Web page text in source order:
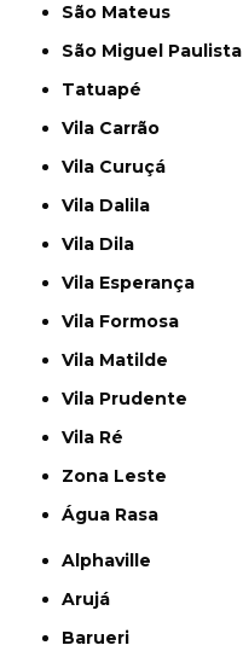
São Mateus
São Miguel Paulista
Tatuapé
Vila Carrão
Vila Curuçá
Vila Dalila
Vila Dila
Vila Esperança
Vila Formosa
Vila Matilde
Vila Prudente
Vila Ré
Zona Leste
Água Rasa
Alphaville
Arujá
Barueri